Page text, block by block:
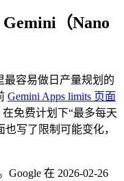
（Nano
最容易做日产量规划的
Gemini Apps limits 页面
在免费计划下“最多每天
写了限制可能变化，
在 2026-02-26